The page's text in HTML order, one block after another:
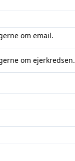
om email.
om ejerkredsen.